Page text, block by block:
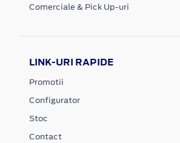
Comerciale & Pick Up-uri
LINK-URI RAPIDE
Promotii
Configurator
Stoc
Contact